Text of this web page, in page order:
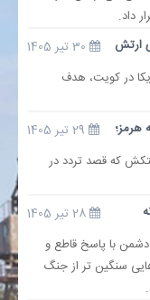
داد.
ارتش
در کویت، هدف
هرمز؛
که قصد تردد در
با پاسخ قاطع و
سنگین تر از جنگ